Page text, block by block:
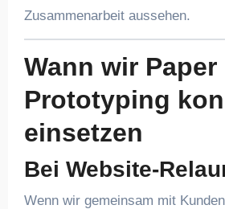
Zusammenarbeit aussehen.
Wann wir Paper
Prototyping
einsetzen
Bei Website-
Wenn wir gemeinsam mit